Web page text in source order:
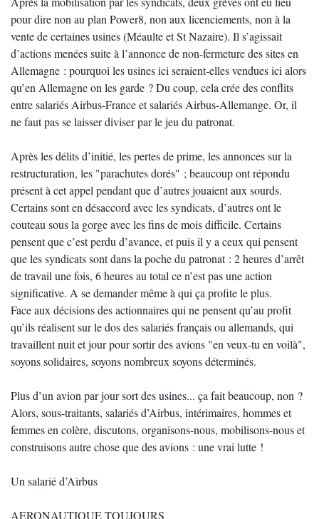
pour dire non au plan Power8, non aux licenciements, non à la
vente de certaines usines (Méaulte et St Nazaire). Il s’agissait
d’actions menées suite à l’annonce de non-fermeture des sites en
Allemagne : pourquoi les usines ici seraient-elles vendues ici alors
qu’en Allemagne on les garde ? Du coup, cela crée des conflits
entre salariés Airbus-France et salariés Airbus-Allemange. Or, il
ne faut pas se laisser diviser par le jeu du patronat.
Après les délits d’initié, les pertes de prime, les annonces sur la
restructuration, les "parachutes dorés" ; beaucoup ont répondu
présent à cet appel pendant que d’autres jouaient aux sourds.
Certains sont en désaccord avec les syndicats, d’autres ont le
couteau sous la gorge avec les fins de mois difficile. Certains
pensent que c’est perdu d’avance, et puis il y a ceux qui pensent
que les syndicats sont dans la poche du patronat : 2 heures d’arrêt
de travail une fois, 6 heures au total ce n’est pas une action
significative. A se demander même à qui ça profite le plus.
Face aux décisions des actionnaires qui ne pensent qu’au profit
qu’ils réalisent sur le dos des salariés français ou allemands, qui
travaillent nuit et jour pour sortir des avions "en veux-tu en voilà",
soyons solidaires, soyons nombreux soyons déterminés.
Plus d’un avion par jour sort des usines... ça fait beaucoup, non ?
Alors, sous-traitants, salariés d’Airbus, intérimaires, hommes et
femmes en colère, discutons, organisons-nous, mobilisons-nous et
construisons autre chose que des avions : une vrai lutte !
Un salarié d’Airbus
AERONAUTIQUE TOUJOURS